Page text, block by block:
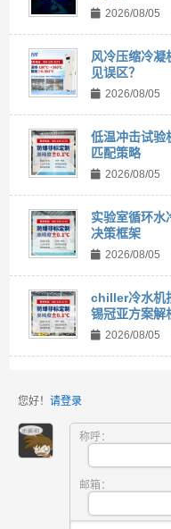
2026/08/05
风冷压缩冷凝
见误区？
2026/08/05
低温冲击试验
匹配策略
2026/08/05
实验室循环水
决策框架
2026/08/05
chiller冷水机
锡冠亚方案解
2026/08/05
您好！ 请登录
称呼：
邮箱：